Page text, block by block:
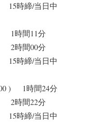
) 15時締/当日中
) 1時間11分
2時間00分
) 15時締/当日中
) 1時間24分
2時間22分
) 15時締/当日中